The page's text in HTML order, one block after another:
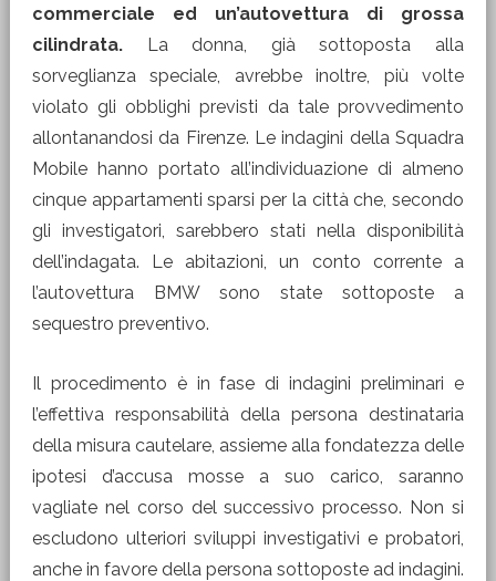
commerciale ed un’autovettura di grossa
cilindrata. La donna, già sottoposta alla
sorveglianza speciale, avrebbe inoltre, più volte
violato gli obblighi previsti da tale provvedimento
allontanandosi da Firenze. Le indagini della Squadra
Mobile hanno portato all’individuazione di almeno
cinque appartamenti sparsi per la città che, secondo
gli investigatori, sarebbero stati nella disponibilità
dell’indagata. Le abitazioni, un conto corrente a
l’autovettura BMW sono state sottoposte a
sequestro preventivo.
Il procedimento è in fase di indagini preliminari e
l’effettiva responsabilità della persona destinataria
della misura cautelare, assieme alla fondatezza delle
ipotesi d’accusa mosse a suo carico, saranno
vagliate nel corso del successivo processo. Non si
escludono ulteriori sviluppi investigativi e probatori,
anche in favore della persona sottoposte ad indagini.